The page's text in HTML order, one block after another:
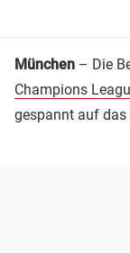
München – Die
Champions
gespannt auf